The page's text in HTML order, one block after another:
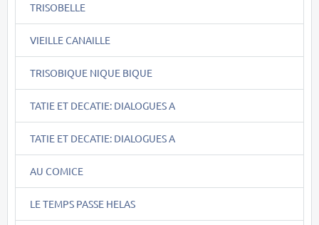
TRISOBELLE
VIEILLE CANAILLE
TRISOBIQUE NIQUE BIQUE
TATIE ET DECATIE: DIALOGUES A
TATIE ET DECATIE: DIALOGUES A
AU COMICE
LE TEMPS PASSE HELAS